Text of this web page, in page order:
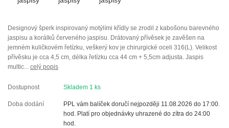
Designový šperk inspirovaný motýlími křídly se zrodil z kabošonu barevného
jaspisu a korálků červeného jaspisu. Drátovaný přívěsek je zavěšen na
jemném kuličkovém řetízku, veškerý kov je chirurgické oceli 316(L). Velikost
přívěsku je cca 4,5 cm, délka řetízku cca 44 cm + 5,5cm adjusta. Jaspis
multic... celý popis
Dostupnost Skladem 1 ks
Doba dodání
PPL vám balíček doručí nejpozději 11.08.2026 do 17:00.
hod. Platí pro objednávky uhrazené do zítra do 24:00
hod.